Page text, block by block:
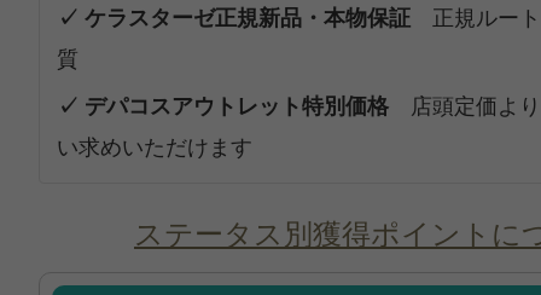
✓ ケラスターゼ正規新品・本物保証 正規ルー
質
✓ デパコスアウトレット特別価格 店頭定価よ
い求めいただけます
ステータス別獲得ポイントに